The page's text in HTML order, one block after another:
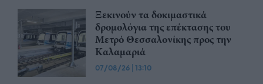
Ξεκινούν τα δοκιμαστικά
δρομολόγια της επέκτασης του
Μετρό Θεσσαλονίκης προς την
Καλαμαριά
07/08/26 | 13:10